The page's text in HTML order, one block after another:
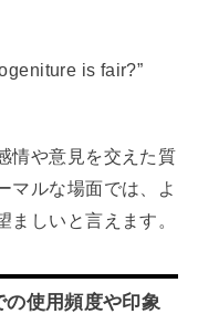
is fair?”
情や意見を交えた質
マルな場面では、よ
ましいと言えます。
使用頻度や印象